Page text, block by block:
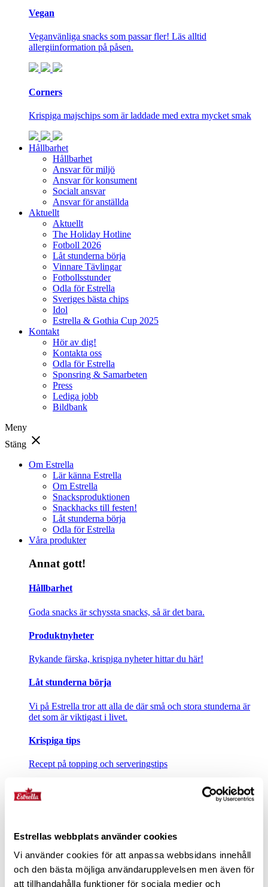
Estrellas webbplats använder cookies
Vi använder cookies för att anpassa webbsidans innehåll
och den bästa möjliga användarupplevelsen men även för
att tillhandahålla funktioner för sociala medier och
Vegan
Veganvänliga snacks som passar fler! Läs alltid
allergiinformation på påsen.
Corners
Krispiga majschips som är laddade med extra mycket smak
Hållbarhet
Hållbarhet
Ansvar för miljö
Ansvar för konsument
Socialt ansvar
Ansvar för anställda
Aktuellt
Aktuellt
The Holiday Hotline
Fotboll 2026
Låt stunderna börja
Vinnare Tävlingar
Fotbollsstunder
Odla för Estrella
Sveriges bästa chips
Idol
Estrella & Gothia Cup 2025
Kontakt
Hör av dig!
Kontakta oss
Odla för Estrella
Sponsring & Samarbeten
Press
Lediga jobb
Bildbank
Meny
Stäng close
Om Estrella
Lär känna Estrella
Om Estrella
Snacksproduktionen
Snackhacks till festen!
Låt stunderna börja
Odla för Estrella
Våra produkter
Annat gott!
Hållbarhet
Goda snacks är schyssta snacks, så är det bara.
Produktnyheter
Rykande färska, krispiga nyheter hittar du här!
Låt stunderna börja
Vi på Estrella tror att alla de där små och stora stunderna är
det som är viktigast i livet.
Krispiga tips
Recept på topping och serveringstips
Sortiment
Goda, krispiga potatischips. Låt stunderna börja!
Ostbågar